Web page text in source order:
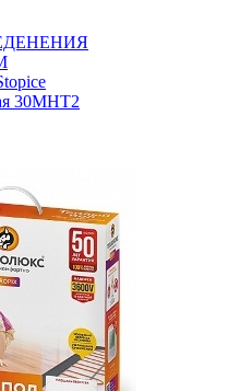
30МНТ2